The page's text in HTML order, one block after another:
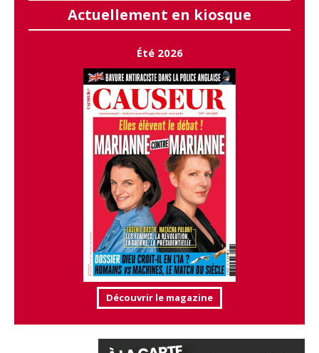
Actuellement en kiosque
Été 2026
Découvrir le magazine